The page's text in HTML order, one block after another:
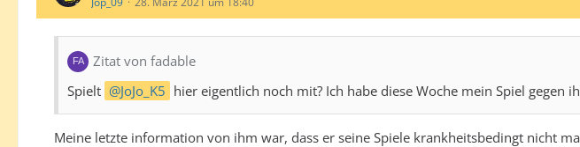
Zitat von fadable
Spielt
JoJo_K5 hier eigentlich noch mit? Ich habe diese Woche mein Spiel gegen
Meine letzte information von ihm war, dass er seine Spiele krankheitsbedingt nicht